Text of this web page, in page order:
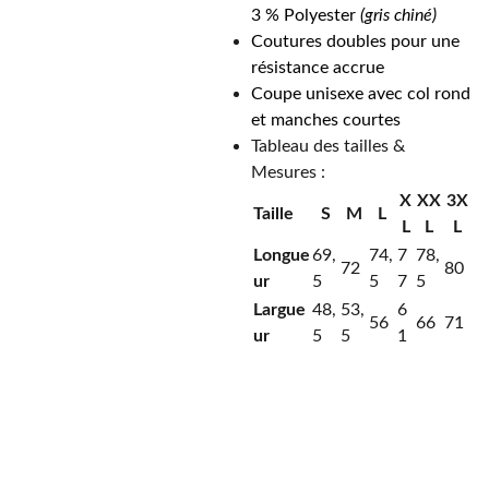
3 % Polyester (gris chiné)
Coutures doubles pour une
résistance accrue
Coupe unisexe avec col rond
et manches courtes
Tableau des tailles &
Mesures :
Taille S M L
X
L
XX
L
3X
L
Longue
ur
69,
5
72
74,
5
7
7
78,
5
80
Largue
ur
48,
5
53,
5
56
6
1
66 71